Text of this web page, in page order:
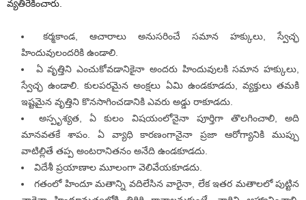
వ్యతిరేకించారు.
కర్మకాండ, ఆచారాలు అనుసరించే సమాన హక్కులు, స్వేచ్ఛ
హిందువులందరికి ఉండాలి.
ఏ వృత్తిని ఎంచుకోవడానికైనా అందరు హిందువులకి సమాన హక్కులు,
స్వేచ్ఛ ఉండాలి. కులపరమైన అంక్షలు ఏమి ఉండకూడదు, వ్యక్తులు తమకి
ఇష్టమైన వృత్తిని కొనసాగించడానికి ఎవరు అడ్డు రాకూడదు.
అస్పృశ్యత, ఏ కులం విషయంలోనైనా పూర్తిగా తొలగించాలి, అది
మానవతకే శాపం. ఏ వ్యాధి కారణంగానైనా ప్రజా ఆరోగ్యానికి ముప్పు
వాటిల్లితే తప్ప అంటరానితనం అనేది ఉండకూడదు.
విదేశీ ప్రయాణాల మూలంగా వెలివేయకూడదు.
గతంలో హిందూ మతాన్ని వదిలేసిన వారైనా, లేక ఇతర మతాలలో పుట్టిన